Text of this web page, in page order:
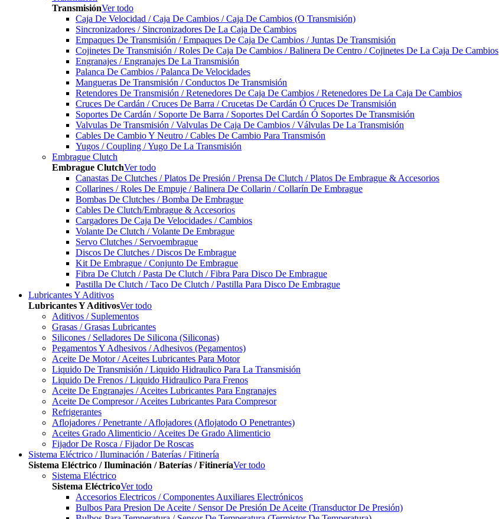
TransmisiónVer todo
Caja De Velocidad / Caja De Cambios / Caja De Cambios (O Transmisión)
Sincronizadores / Sincronizadores De La Caja De Cambios
Empaques De Transmisión / Empaques De Caja De Cambios / Juntas De Transmisión
Cojinetes De Transmisión / Roles De Caja De Cambios / Balinera De Centro / Cojinetes De La Caja De Cambios
Engranajes / Engranajes De La Transmisión
Palanca De Cambios / Palanca De Velocidades
Mangueras De Transmisión / Conductos De Transmisión
Retendores De Transmisión / Retenedores De Caja De Cambios / Retenedores De La Caja De Cambios
Cruces De Cardán / Cruces De Barra / Crucetas De Cardán Ó Cruces De Transmisión
Soportes De Cardán / Soporte De Barra / Soportes Del Cardán Ó Soportes De Transmisión
Valvulas De Transmisión / Valvulas De Caja De Cambios / Válvulas De La Transmisión
Cables De Cambio Y Neutro / Cables De Cambio Para Transmisón
Yugos / Coupling / Yugo De La Transmisión
Embrague Clutch
Embrague ClutchVer todo
Canastas De Clutches / Platos De Presión / Prensa De Clutch / Platos De Embrague & Accesorios
Collarines / Roles De Empuje / Balinera De Collarin / Collarín De Embrague
Bombas De Clutches / Bomba De Embrague
Cables De Clutch/Embrague & Accesorios
Cargadores De Caja De Velocidades / Cambios
Volante De Clutch / Volante De Embrague
Servo Clutches / Servoembrague
Discos De Clutches / Discos De Embrague
Kit De Embrague / Conjunto De Embrague
Fibra De Clutch / Pasta De Clutch / Fibra Para Disco De Embrague
Pastilla De Clutch / Taco De Clutch / Pastilla Para Disco De Embrague
Lubricantes Y Aditivos
Lubricantes Y AditivosVer todo
Aditivos / Suplementos
Grasas / Grasas Lubricantes
Silicones / Selladores De Silicona (Siliconas)
Pegamentos Y Adhesivos / Adhesivos (Pegamentos)
Aceite De Motor / Aceites Lubricantes Para Motor
Liquido De Transmisión / Liquido Hidraulico Para La Transmisión
Liquido De Frenos / Liquido Hidraulico Para Frenos
Aceite De Engranajes / Aceites Lubricantes Para Engranajes
Aceite De Compresor / Aceites Lubricantes Para Compresor
Refrigerantes
Aflojadores / Penetrante / Aflojadores (Aflojatodo O Penetrantes)
Aceites Grado Alimenticio / Aceites De Grado Alimenticio
Fijador De Rosca / Fijador De Roscas
Sistema Eléctrico / Iluminación / Baterías / Fitinería
Sistema Eléctrico / Iluminación / Baterías / FitineríaVer todo
Sistema Eléctrico
Sistema EléctricoVer todo
Accesorios Electricos / Componentes Auxiliares Electrónicos
Bulbos Para Presion De Aceite / Sensor De Presión De Aceite (Transductor De Presión)